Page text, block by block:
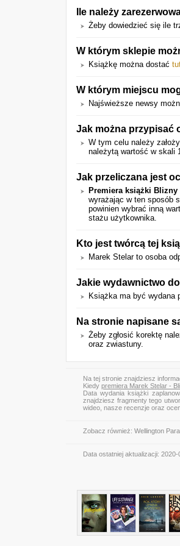
Ile należy
Żeby dowiedzieć się ile
W którym sklepie
Książkę można dostać
W którym miejscu
Najświeższe newsy
Jak można przypisać
W tym celu należy
należytą wartość w skali
Jak przeliczana jest
Premiera książki Blizny
wyrażając w ten sposób
powinien wybrać inną
stażu użytkownika.
Kto jest twórcą tej
Marek Stelar to osoba
Jakie wydawnictwo
Książka ma być wydana
Na stronie napisane
Żeby zgłosić korektę
oraz zwiastuny.
Na tej stronie znajdziesz
Kiedy premiera Marek Stelar -
Data wydania książki
znajdziesz fragmenty tego
wideo, nasze recenzje oraz
Zobacz również: Wellington
Data ostatniej aktualizacji: 2020-